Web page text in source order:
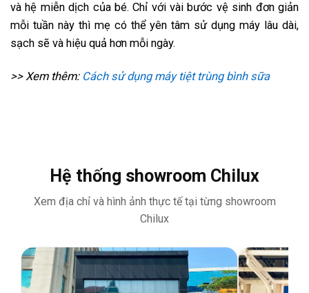
và hệ miễn dịch của bé. Chỉ với vài bước vệ sinh đơn giản
mỗi tuần này thì mẹ có thể yên tâm sử dụng máy lâu dài,
sạch sẽ và hiệu quả hơn mỗi ngày.
>> Xem thêm: Cách sử dụng máy tiệt trùng bình sữa
Hệ thống showroom Chilux
Xem địa chỉ và hình ảnh thực tế tại từng showroom
Chilux